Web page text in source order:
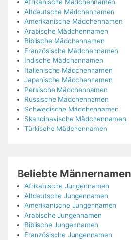
Afrikanische Mädchennamen
Altdeutsche Mädchennamen
Amerikanische Mädchennamen
Arabische Mädchennamen
Biblische Mädchennamen
Französische Mädchennamen
Indische Mädchennamen
Italienische Mädchennamen
Japanische Mädchennamen
Persische Mädchennamen
Russische Mädchennamen
Schwedische Mädchennamen
Skandinavische Mädchennamen
Türkische Mädchennamen
Beliebte Männernamen
Afrikanische Jungennamen
Altdeutsche Jungennamen
Amerikanische Jungennamen
Arabische Jungennamen
Biblische Jungennamen
Französische Jungennamen